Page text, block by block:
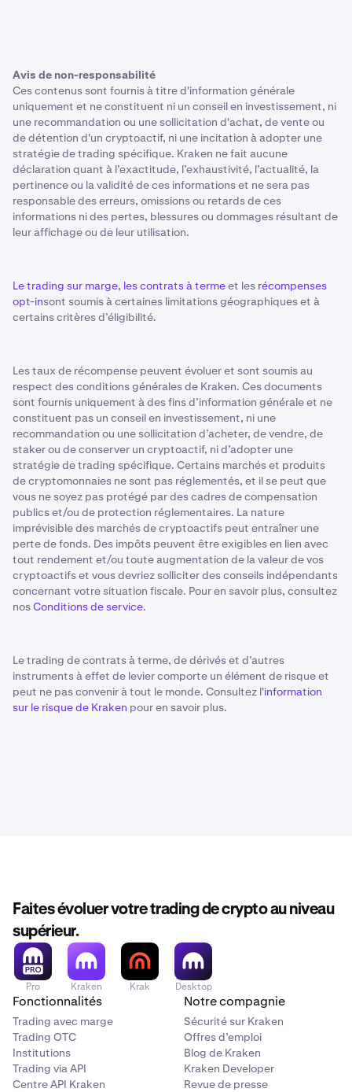
Avis de non-responsabilité
Ces contenus sont fournis à titre d'information générale
uniquement et ne constituent ni un conseil en investissement, ni
une recommandation ou une sollicitation d'achat, de vente ou
de détention d'un cryptoactif, ni une incitation à adopter une
stratégie de trading spécifique. Kraken ne fait aucune
déclaration quant à l’exactitude, l’exhaustivité, l’actualité, la
pertinence ou la validité de ces informations et ne sera pas
responsable des erreurs, omissions ou retards de ces
informations ni des pertes, blessures ou dommages résultant de
leur affichage ou de leur utilisation.
Le trading sur marge, les contrats à termeet les récompenses
opt-insont soumis à certaines limitations géographiques et à
certains critères d’éligibilité.
Les taux de récompense peuvent évoluer et sont soumis au
respect des conditions générales de Kraken. Ces documents
sont fournis uniquement à des fins d’information générale et ne
constituent pas un conseil en investissement, ni une
recommandation ou une sollicitation d’acheter, de vendre, de
staker ou de conserver un cryptoactif, ni d’adopter une
stratégie de trading spécifique. Certains marchés et produits
de cryptomonnaies ne sont pas réglementés, et il se peut que
vous ne soyez pas protégé par des cadres de compensation
publics et/ou de protection réglementaires. La nature
imprévisible des marchés de cryptoactifs peut entraîner une
perte de fonds. Des impôts peuvent être exigibles en lien avec
tout rendement et/ou toute augmentation de la valeur de vos
cryptoactifs et vous devriez solliciter des conseils indépendants
concernant votre situation fiscale. Pour en savoir plus, consultez
nosConditions de service.
Le trading de contrats à terme, de dérivés et d’autres
instruments à effet de levier comporte un élément de risque et
peut ne pas convenir à tout le monde. Consultez l'information
sur le risque de Kraken pour en savoir plus.
Faites évoluer votre trading de crypto au niveau
supérieur.
Pro Kraken Krak Desktop
Fonctionnalités
Trading avec marge
Trading OTC
Institutions
Trading via API
Centre API Kraken
Notre compagnie
Sécurité sur Kraken
Offres d’emploi
Blog de Kraken
Kraken Developer
Revue de presse